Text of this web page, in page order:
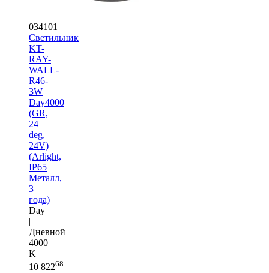
034101
Светильник
KT-
RAY-
WALL-
R46-
3W
Day4000
(GR,
24
deg,
24V)
(Arlight,
IP65
Металл,
3
года)
Day
|
Дневной
4000
K
10 82268